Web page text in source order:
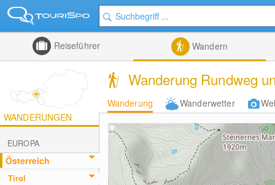
Reiseführer Wandern
Wanderung Rundweg
Wanderung Wanderwetter
WANDERUNGEN
EUROPA
Österreich
Tirol